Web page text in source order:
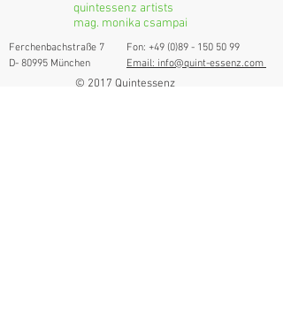
quintessenz artists
mag. monika csampai
Ferchenbachstraße 7
D- 80995 München
Fon: +49 (0)89 - 150 50 99
Email: info@quint-essenz.com
© 2017 Quintessenz